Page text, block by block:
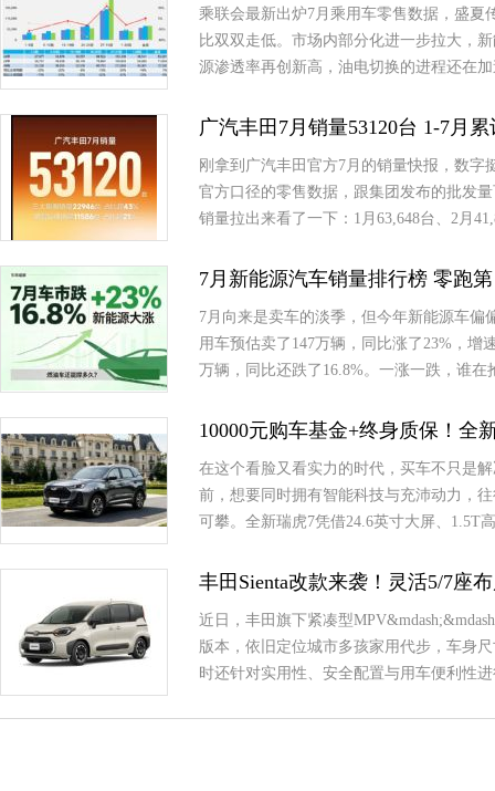
乘联会最新出炉7月乘用车零售数据，盛夏
比双双走低。市场内部分化进一步拉大，
源渗透率再创新高，油电切换的进程还在
广汽丰田7月销量53120台 1-7月
刚拿到广汽丰田官方7月的销量快报，数字
官方口径的零售数据，跟集团发布的批发
销量拉出来看了一下：1月63,648台、2月
7月新能源汽车销量排行榜 零跑
7月向来是卖车的淡季，但今年新能源车
用车预估卖了147万辆，同比涨了23%，增
万辆，同比还跌了16.8%。一涨一跌，谁
10000元购车基金+终身质保！全
在这个看脸又看实力的时代，买车不只是
前，想要同时拥有智能科技与充沛动力，
可攀。全新瑞虎7凭借24.6英寸大屏、1.5T
丰田Sienta改款来袭！灵活5/7座
近日，丰田旗下紧凑型
版本，依旧定位城市多孩家用代步，车身
时还针对实用性、安全配置与用车便利性